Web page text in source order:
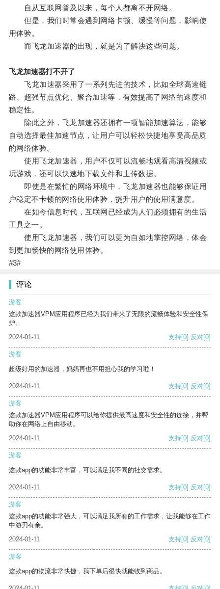
自从互联网普及以来，每个人都离不开网络。
但是，我们时常会遇到网络卡顿、缓慢等问题，影响使
用体验。
而飞龙加速器的出现，就是为了解决这些问题。
飞龙加速器打不开了
飞龙加速器采用了一系列先进的技术，比如全球高速链
路、超强节点优化、聚合加速等，有效提高了网络的速度和
稳定性。
除此之外，飞龙加速器还拥有一项智能加速算法，能够
自动选择最佳加速节点，让用户可以轻松快捷地享受高品质
的网络体验。
使用飞龙加速器，用户不仅可以流畅地观看高清视频或
玩游戏，还可以快速地下载文件和上传数据。
即使是在繁忙的网络环境中，飞龙加速器也能够保证用
户稳定不卡顿的网络使用体验，提升用户的使用满意度。
在如今信息时代，互联网已经成为人们必须拥有的生活
工具之一。
使用飞龙加速器，我们可以更为自如地掌控网络，体会
到更加畅快的网络使用体验。
#3#
评论
游客
这款加速器VPM应用程序已经为我们带来了无限的流畅体验和安全性保
护。
2024-01-11
支持[0] 反对[0]
游客
超级好用的加速器，妈妈再也不用担心我的学习啦！
2024-01-11 支持[0] 反对[0]
游客
这款加速器VPM应用程序可以给你提供最高速度和安全性的连接，并帮
助你在网络上自由移动。
2024-01-11
支持[0] 反对[0]
游客
这款app的功能非常丰富，可以满足我不同的社交需求。
2024-01-11 支持[0] 反对[0]
游客
这款app的功能非常强大，可以满足我所有的工作需求，让我能够在工作
中游刃有余。
2024-01-11
支持[0] 反对[0]
游客
这款app的物流非常快捷，我下单后很快就能收到商品。